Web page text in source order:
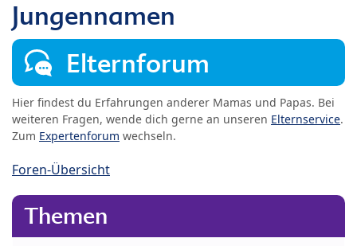
Jungennamen
Elternforum
Hier findest du Erfahrungen anderer Mamas und Papas. Bei
weiteren Fragen, wende dich gerne an unseren Elternservice.
Zum Expertenforum wechseln.
Foren-Übersicht
Themen